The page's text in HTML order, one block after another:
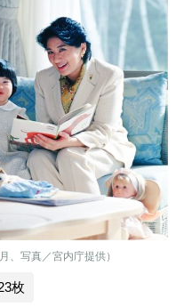
、写真／宮内庁提供）
枚